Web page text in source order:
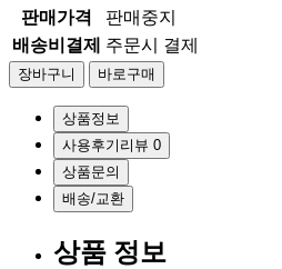
판매가격
판매중지
배송비결제
주문시 결제
상품정보
사용후기 리뷰 0
상품문의
배송/교환
상품 정보